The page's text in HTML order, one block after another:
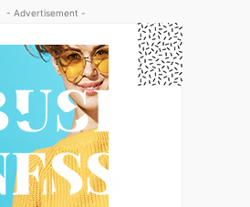
- Advertisement -